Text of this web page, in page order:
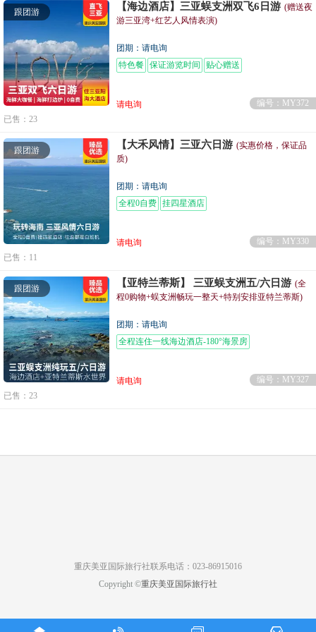
跟团游 【海边酒店】三亚蜈支洲双飞6日游 (赠送夜
游三亚湾+红艺人风情表演)
团期：请电询
特色餐 保证游览时间 贴心赠送
请电询
编号：MY372
已售：23
跟团游 【大禾风情】三亚六日游 (实惠价格，保证品
质)
团期：请电询
全程0自费 挂四星酒店
请电询
编号：MY330
已售：11
跟团游 【亚特兰蒂斯】 三亚蜈支洲五/六日游 (全
程0购物+蜈支洲畅玩一整天+特别安排亚特兰蒂斯)
团期：请电询
全程连住一线海边酒店-180°海景房
请电询
编号：MY327
已售：23
重庆美亚国际旅行社联系电话：023-86915016
Copyright ©重庆美亚国际旅行社